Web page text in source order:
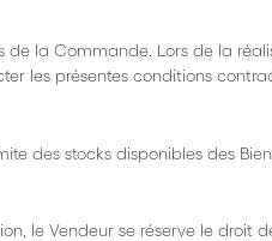
de la Commande. Lors de la
les présentes conditions
des stocks disponibles des
le Vendeur se réserve le droit